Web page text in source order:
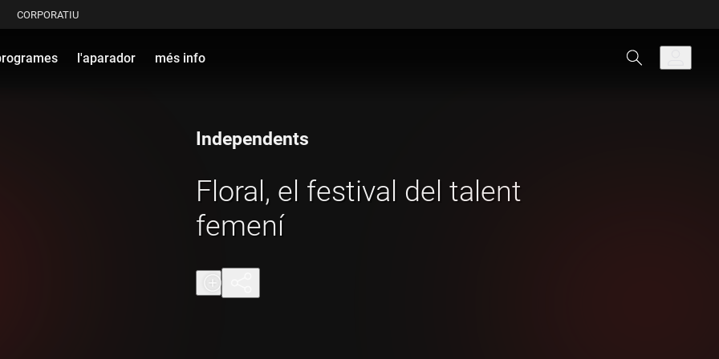
CORPORATIU
l'aparador més info
Independents
Floral, el festival del talent
femení